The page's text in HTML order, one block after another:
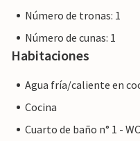
Número de tronas: 1
Número de cunas: 1
Habitaciones
Agua fría/caliente en
Cocina
Cuarto de baño n° 1 -